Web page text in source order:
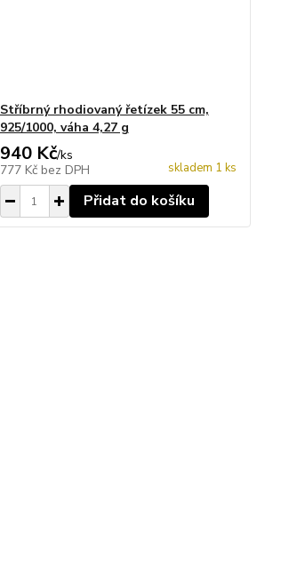
Stříbrný rhodiovaný řetízek 55 cm,
925/1000, váha 4,27 g
940 Kč/ks
777 Kč bez DPH skladem 1 ks
Přidat do košíku